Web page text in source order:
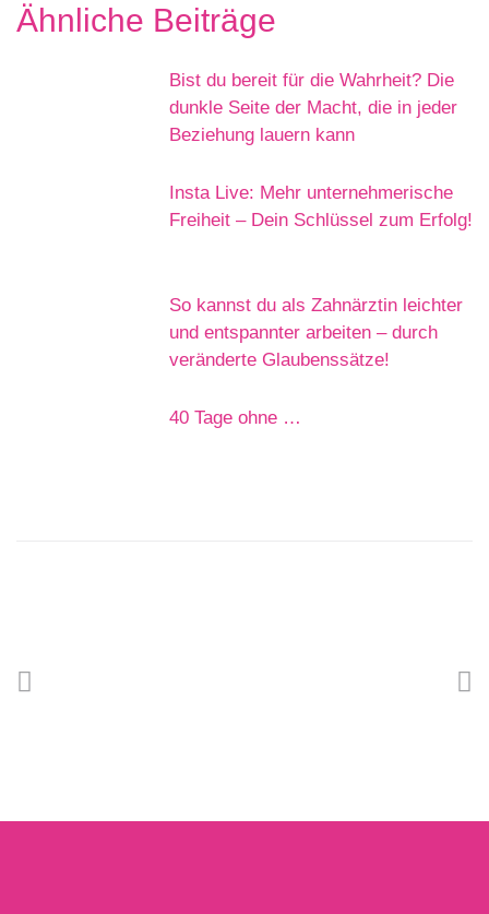
Ähnliche Beiträge
Bist du bereit für die Wahrheit? Die
dunkle Seite der Macht, die in jeder
Beziehung lauern kann
Insta Live: Mehr unternehmerische
Freiheit – Dein Schlüssel zum Erfolg!
So kannst du als Zahnärztin leichter
und entspannter arbeiten – durch
veränderte Glaubenssätze!
40 Tage ohne …